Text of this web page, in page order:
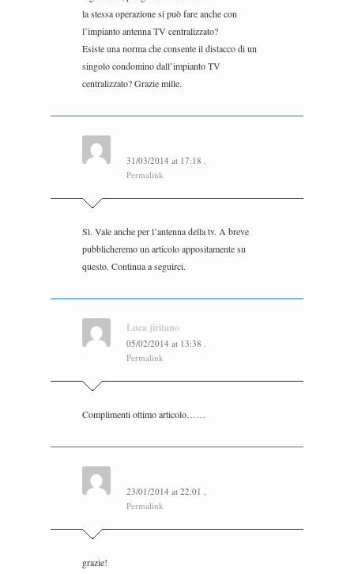
la stessa operazione si può fare anche con
l’impianto antenna TV centralizzato?
Esiste una norma che consente il distacco di un
singolo condomino dall’impianto TV
centralizzato? Grazie mille.
31/03/2014 at 17:18 .
Permalink
Sì. Vale anche per l’antenna della tv. A breve
pubblicheremo un articolo appositamente su
questo. Continua a seguirci.
Luca jiritano
05/02/2014 at 13:38 .
Permalink
Complimenti ottimo articolo……
23/01/2014 at 22:01 .
Permalink
grazie!